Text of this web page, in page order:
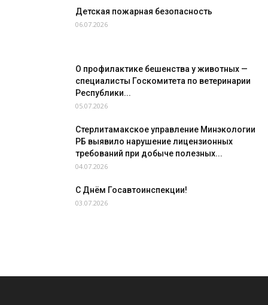
Детская пожарная безопасность
06.07.2026
О профилактике бешенства у животных —
специалисты Госкомитета по ветеринарии
Республики...
05.07.2026
Стерлитамакское управление Минэкологии
РБ выявило нарушение лицензионных
требований при добыче полезных...
04.07.2026
С Днём Госавтоинспекции!
03.07.2026